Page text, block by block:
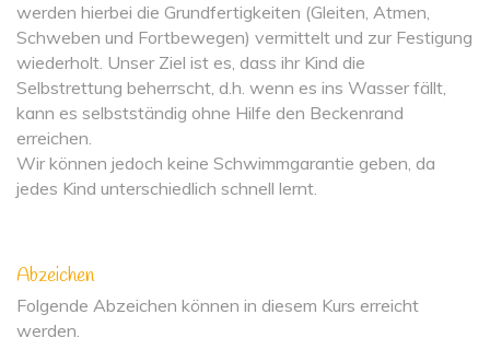
werden hierbei die Grundfertigkeiten (Gleiten, Atmen,
Schweben und Fortbewegen) vermittelt und zur Festigung
wiederholt. Unser Ziel ist es, dass ihr Kind die
Selbstrettung beherrscht, d.h. wenn es ins Wasser fällt,
kann es selbstständig ohne Hilfe den Beckenrand
erreichen.
Wir können jedoch keine Schwimmgarantie geben, da
jedes Kind unterschiedlich schnell lernt.
Abzeichen
Folgende Abzeichen können in diesem Kurs erreicht
werden.